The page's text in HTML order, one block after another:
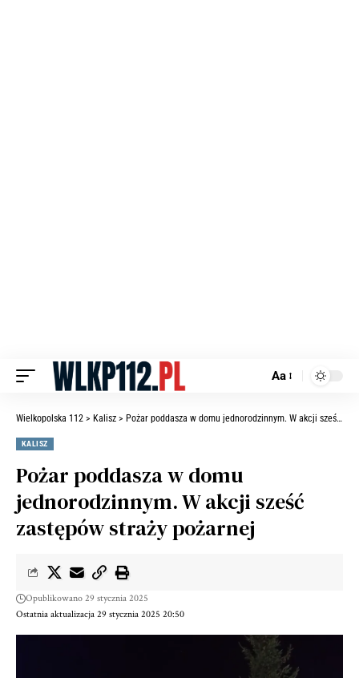
Aa
Wielkopolska 112 > Kalisz > Pożar poddasza w domu jednorodzinnym. W akcji sześć zastępów straży pożarnej
KALISZ
Pożar poddasza w domu
jednorodzinnym. W akcji sześć
zastępów straży pożarnej
Ostatnia aktualizacja 29 stycznia 2025 20:50
Opublikowano 29 stycznia 2025